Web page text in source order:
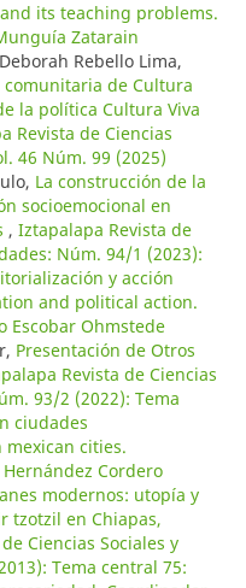
its teaching problems.
Zatarain
Rebello Lima,
comunitaria de Cultura
la política Cultura Viva
Revista de Ciencias
46 Núm. 99 (2025)
La construcción de la
socioemocional en
, Iztapalapa Revista de
Núm. 94/1 (2023):
y acción
and political action.
Escobar Ohmstede
Presentación de Otros
Revista de Ciencias
93/2 (2022): Tema
ciudades
cities.
Cordero
modernos: utopía y
tzotzil en Chiapas,
Ciencias Sociales y
Tema central 75: